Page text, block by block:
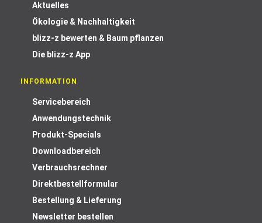
Aktuelles
Ökologie & Nachhaltigkeit
blizz-z bewerten & Baum pflanzen
Die blizz-z App
INFORMATION
Servicebereich
Anwendungstechnik
Produkt-Specials
Downloadbereich
Verbrauchsrechner
Direktbestellformular
Bestellung & Lieferung
Newsletter bestellen